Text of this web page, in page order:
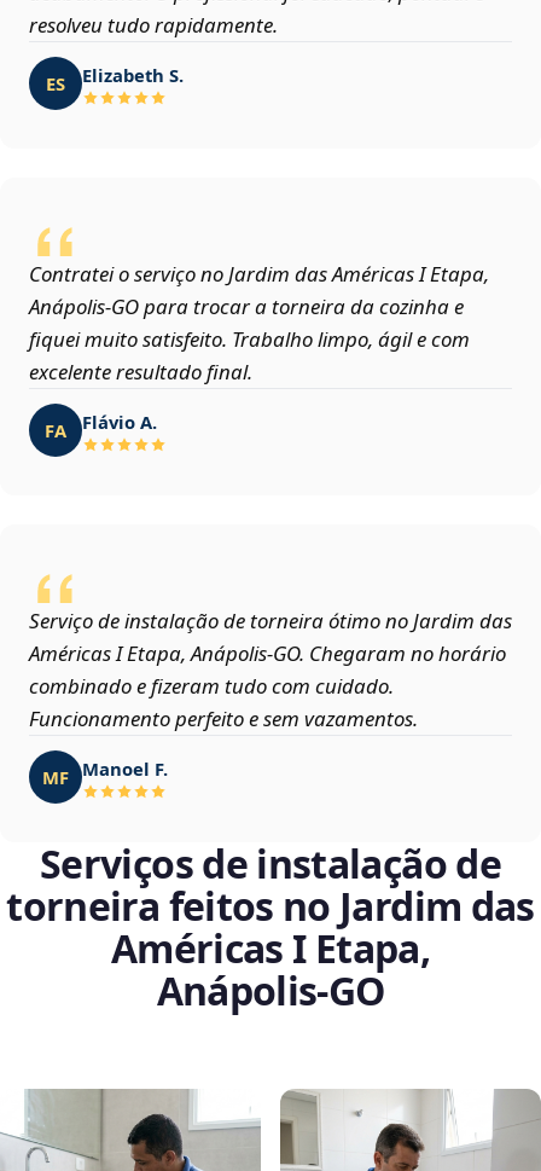
resolveu tudo rapidamente.
ES Elizabeth S.
Contratei o serviço no Jardim das Américas I Etapa,
Anápolis‑GO para trocar a torneira da cozinha e
fiquei muito satisfeito. Trabalho limpo, ágil e com
excelente resultado final.
FA Flávio A.
Serviço de instalação de torneira ótimo no Jardim das
Américas I Etapa, Anápolis‑GO. Chegaram no horário
combinado e fizeram tudo com cuidado.
Funcionamento perfeito e sem vazamentos.
MF Manoel F.
Serviços de instalação de
torneira feitos no Jardim das
Américas I Etapa,
Anápolis‑GO